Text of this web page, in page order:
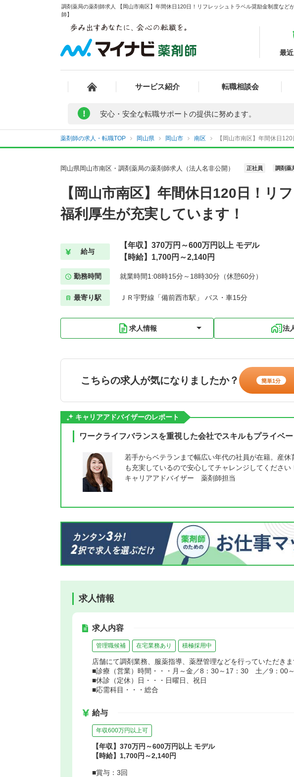
調剤薬局の薬剤師求人 【岡山市南区】年間休日120日！リフレッシュトラベル奨励金制度な
師】
最
サービス紹介 転職相談会
! 安心・安全な転職サポートの提供に努めます。
薬剤師の求人・転職TOP 岡山県 岡山市 南区 【岡山市南区】年間休日
岡山県岡山市南区・調剤薬局の薬剤師求人（法人名非公開） 正社員 調剤薬
【岡山市南区】年間休日120日！リ
福利厚生が充実しています！
給与
【年収】370万円～600万円以上 モデル
【時給】1,700円～2,140円
勤務時間 就業時間1:08時15分～18時30分（休憩60分）
最寄り駅 ＪＲ宇野線「備前西市駅」 バス・車15分
求人情報 法
こちらの求人が気になりましたか？ 簡単1分
キャリアアドバイザーのレポート
ワークライフバランスを重視した会社でスキルもプライベ
若手からベテランまで幅広い年代の社員が在籍。産
も充実しているので安心してチャレンジしてください
キャリアアドバイザー 薬剤師担当
求人情報
求人内容
管理職候補 在宅業務あり 積極採用中
店舗にて調剤業務、服薬指導、薬歴管理などを行っていただきま
■診療（営業）時間・・・月～金／8：30～17：30 土／9：00
■休診（定休）日・・・日曜日、祝日
■応需科目・・・総合
給与
年収600万円以上可
【年収】370万円～600万円以上 モデル
【時給】1,700円～2,140円
■賞与：3回